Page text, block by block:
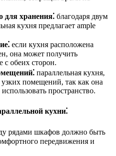
для хранения⁚ благодаря двум
кухня предлагает ample
если кухня расположена
она может получить
с обеих сторон.
параллельная кухня,
помещений, так как она
пространство.
кухни⁚
рядами шкафов должно быть
передвижения и